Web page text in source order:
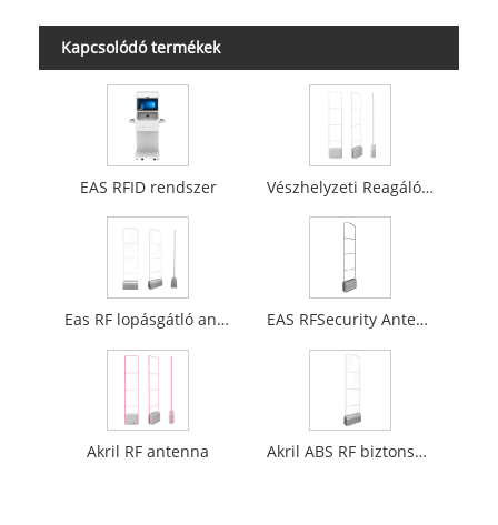
Kapcsolódó termékek
EAS RFID rendszer Vészhelyzeti Reagáló Rendszer
Eas RF lopásgátló antenna EAS RFSecurity Antenna
Akril RF antenna Akril ABS RF biztonsági rendszer